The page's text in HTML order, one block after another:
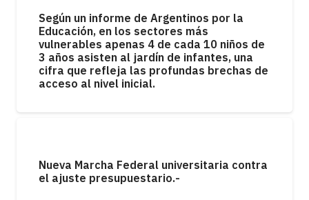
Según un informe de Argentinos por la
Educación, en los sectores más
vulnerables apenas 4 de cada 10 niños de
3 años asisten al jardín de infantes, una
cifra que refleja las profundas brechas de
acceso al nivel inicial.
Nueva Marcha Federal universitaria contra
el ajuste presupuestario.-